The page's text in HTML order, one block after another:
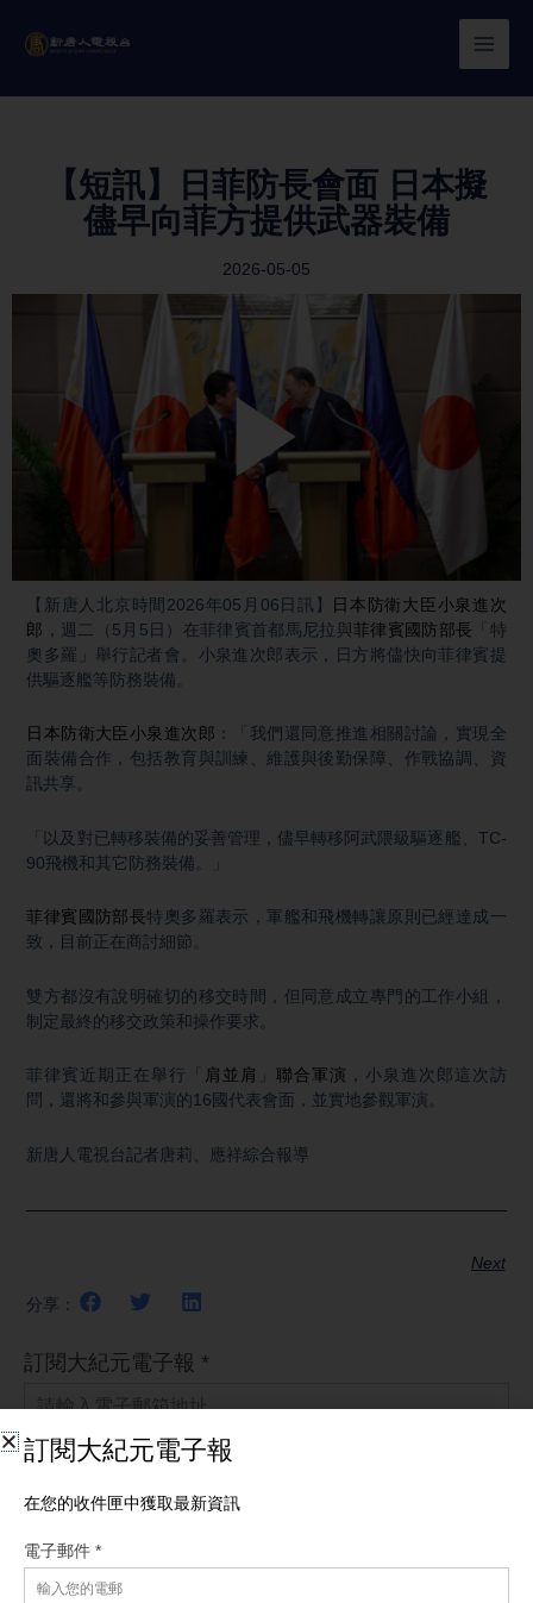
【短訊】日菲防長會面 日本擬
儘早向菲方提供武器裝備
2026-05-05
【新唐人北京時間2026年05月06日訊】 日本防衛大臣小泉進次
郎
，週二（5月5日）在菲律賓首都馬尼拉與菲律賓國防部長 「特
奧多羅」舉行記者會。小泉進次郎表示，日方將儘快向菲律賓提
供驅逐艦等防務裝備。
日本防衛大臣小泉進次郎 ：「我們還同意推進相關討論，實現全
面裝備合作，包括教育與訓練、維護與後勤保障、作戰協調、資
訊共享。
「以及對已轉移裝備的妥善管理，儘早轉移阿武隈級驅逐艦、TC-
90飛機和其它防務裝備。」
菲律賓國防部長特奧多羅表示，軍艦和飛機轉讓原則已經達成一
致，目前正在商討細節。
雙方都沒有說明確切的移交時間，但同意成立專門的工作小組，
制定最終的移交政策和操作要求。
菲律賓近期正在舉行「 肩並肩 聯合軍演
，小泉進次郎這次訪
問，還將和參與軍演的16國代表會面，並實地參觀軍演。
新唐人電視台記者唐莉、應祥綜合報導
Next
分享：